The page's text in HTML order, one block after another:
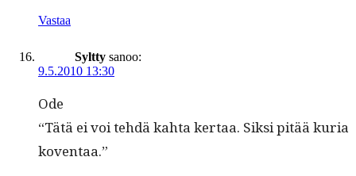
Vastaa
Syltty sanoo:
9.5.2010 13:30
Ode
“Tätä ei voi tehdä kah­ta ker­taa. Sik­si pitää kuria
koventaa.”